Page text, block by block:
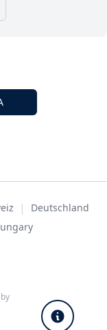
| Deutschland